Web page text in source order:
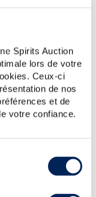
Spirits Auction
lors de votre
Ceux-ci
de nos
et de
votre confiance.
OF
your search
help section.
the button below.